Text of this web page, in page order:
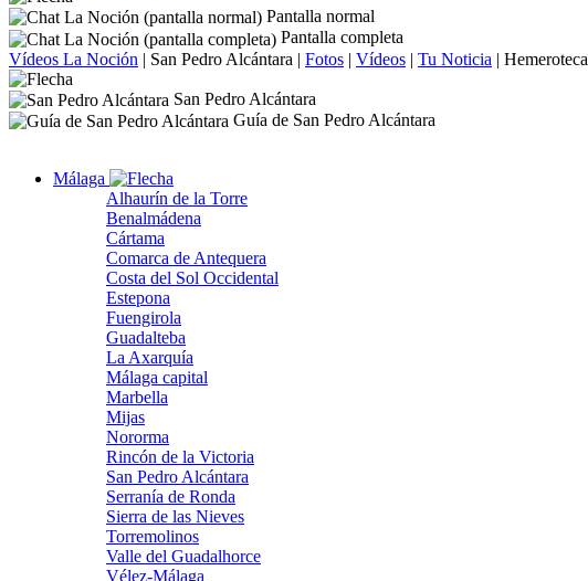
Pantalla normal
Pantalla completa
Vídeos La Noción | San Pedro Alcántara | Fotos | Vídeos | Tu Noticia | Hemeroteca
San Pedro Alcántara
Guía de San Pedro Alcántara
Málaga
Alhaurín de la Torre
Benalmádena
Cártama
Comarca de Antequera
Costa del Sol Occidental
Estepona
Fuengirola
Guadalteba
La Axarquía
Málaga capital
Marbella
Mijas
Nororma
Rincón de la Victoria
San Pedro Alcántara
Serranía de Ronda
Sierra de las Nieves
Torremolinos
Valle del Guadalhorce
Vélez-Málaga